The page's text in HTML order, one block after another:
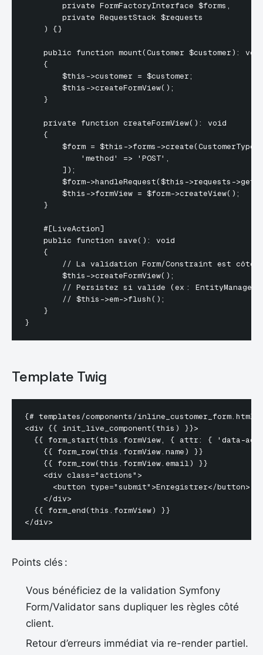
        private FormFactoryInterface $forms,
        private RequestStack $requests
    ) {}
public function mount(Customer $customer):
    {
        $this->customer = $customer;
        $this->createFormView();
    }
    private function createFormView(): void
    {
$form = $this->forms-
            'method' => 'POST',
        ]);
$form->handleRequest($this->requests-
        $this->formView = $form->createView();
    }
    #[LiveAction]
    public function save(): void
    {
// La validation Form/Constraint est côté
        $this->createFormView();
        // Persistez si valide (ex : EntityManager)
        // $this->em->flush();
    }
Template Twig
{# templates/components/
<div {{ init_live_component(this) }}>
{{ form_start(this.formView, { attr: { 'data-
    {{ form_row(this.formView.name) }}
    {{ form_row(this.formView.email) }}
    <div class="actions">
      <button type="submit">Enregistrer</button>
    </div>
  {{ form_end(this.formView) }}
Points clés :
Vous bénéficiez de la validation Symfony
Form/Validator sans dupliquer les règles côté
client.
Retour d’erreurs immédiat via re-render partiel.